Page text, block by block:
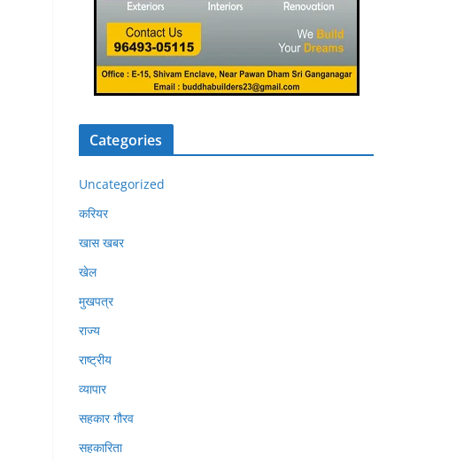
Categories
Uncategorized
करियर
खास खबर
खेल
मुखपत्र
राज्य
राष्ट्रीय
व्यापार
सहकार गौरव
सहकारिता